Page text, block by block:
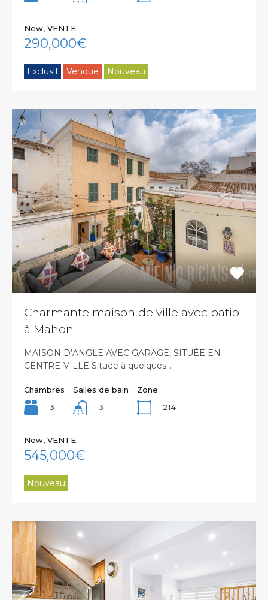
New, VENTE
290,000€
Exclusif Vendue Nouveau
Charmante maison de ville avec patio
à Mahon
MAISON D’ANGLE AVEC GARAGE, SITUÉE EN
CENTRE-VILLE Située à quelques…
Chambres
3
Salles de bain
3
Zone
214
New, VENTE
545,000€
Nouveau